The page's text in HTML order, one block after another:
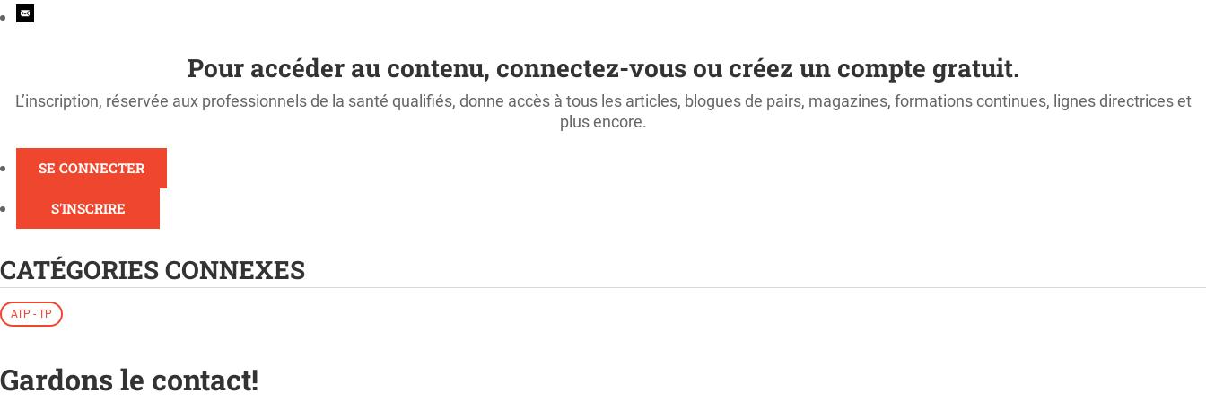
Pour accéder au contenu, connectez-vous ou créez un compte gratuit.
L’inscription, réservée aux professionnels de la santé qualifiés, donne accès à tous les articles, blogues de pairs, magazines, formations continues, lignes directrices et
plus encore.
SE CONNECTER
S'INSCRIRE
CATÉGORIES CONNEXES
ATP - TP
Gardons le contact!